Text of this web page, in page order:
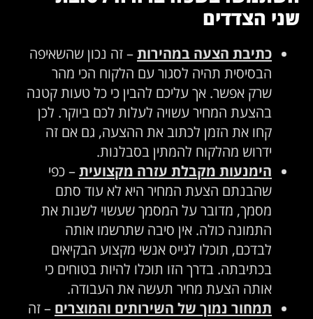
שני הצדדים
כתיבת הצעה במהירות– זה נכון שהשאיפה
הבסיסית תהיה לסגור עם הלקוח הכי מהר
שרק אפשר. אך עליכם להבין כי כל טעות קטנה
בהצעת המחיר עשויה לעלות לכם ביוקר. לכן
קחו את הזמן לכתוב את ההצעה, גם אם זה
ידרוש מהלקוח להמתין בסבלנות.
הימנעות מקבלת עזרה מקצועית– כפי
שהבנתם הצעת המחיר היא לא עוד סתם
מסמך, מדובר על המסמך שעשוי לשנות את
התמונה כולה. אין סיבה שתרשמו אותה
לבדכם, תוכלו לגייס אנשי מקצוע הבקיאים
בכתיבתה. בדרך הזו תוכלו להיות בטוחים כי
אותה הצעת מחיר תעשה את העבודה.
תמחור נמוך של השירותים והמוצרים – זה